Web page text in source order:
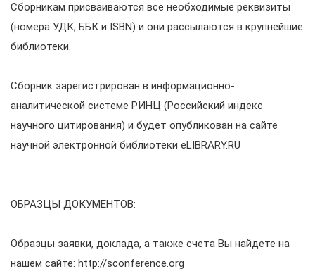
Сборникам присваиваются все необходимые реквизиты
(номера УДК, ББК и ISBN) и они рассылаются в крупнейшие
библиотеки.
Сборник зарегистрирован в информационно-
аналитической системе РИНЦ (Российский индекс
научного цитирования) и будет опубликован на сайте
научной электронной библиотеки eLIBRARY.RU
ОБРАЗЦЫ ДОКУМЕНТОВ:
Образцы заявки, доклада, а также счета Вы найдете на
нашем сайте: http://sconference.org